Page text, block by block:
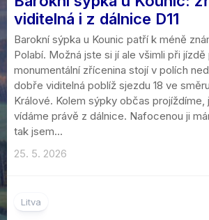
viditelná i z dálnice D11
Barokní sýpka u Kounic patří k méně
Polabí. Možná jste si jí ale všimli při jízdě
monumentální zřícenina stojí v polích
dobře viditelná poblíž sjezdu 18 ve
Králové. Kolem sýpky občas projíždíme,
vídáme právě z dálnice. Nafocenou ji
tak jsem...
25. 5. 2026
Litva